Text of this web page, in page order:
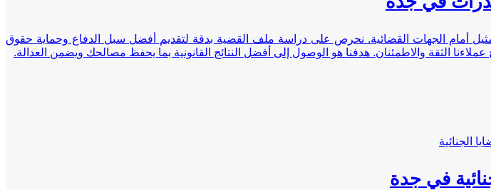
أمام الجهات القضائية. نحرص على دراسة ملف القضية بدقة لتقديم أفضل سبل الدفاع وحماية حقوق
الثقة والاطمئنان. هدفنا هو الوصول إلى أفضل النتائج القانونية بما يحفظ مصالحك ويضمن العدالة.
في جدة